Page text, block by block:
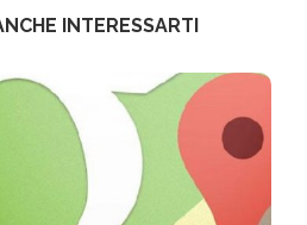
INTERESSARTI